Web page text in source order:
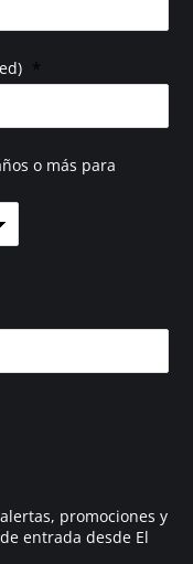
*
o más para
promociones y
entrada desde El